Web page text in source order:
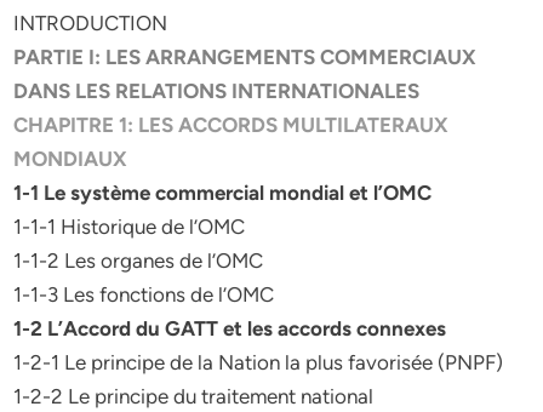
INTRODUCTION
PARTIE I: LES ARRANGEMENTS COMMERCIAUX
DANS LES RELATIONS INTERNATIONALES
CHAPITRE 1: LES ACCORDS MULTILATERAUX
MONDIAUX
1-1 Le système commercial mondial et l’OMC
1-1-1 Historique de l’OMC
1-1-2 Les organes de l’OMC
1-1-3 Les fonctions de l’OMC
1-2 L’Accord du GATT et les accords connexes
1-2-1 Le principe de la Nation la plus favorisée (PNPF)
1-2-2 Le principe du traitement national